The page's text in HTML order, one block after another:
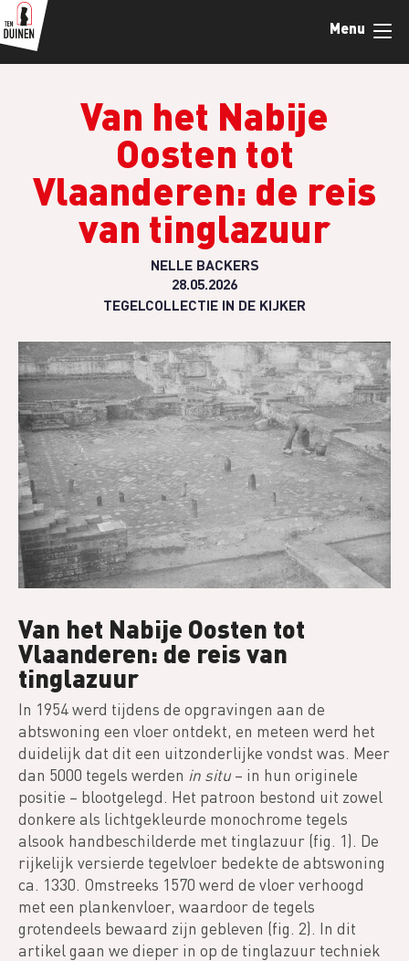
Overslaan
en
naar
Menu
Van het Nabije
Oosten tot
Vlaanderen: de reis
van tinglazuur
NELLE BACKERS
28.05.2026
TEGELCOLLECTIE IN DE KIJKER
Van het Nabije Oosten tot
Vlaanderen: de reis van
tinglazuur
In 1954 werd tijdens de opgravingen aan de
abtswoning een vloer ontdekt, en meteen werd het
duidelijk dat dit een uitzonderlijke vondst was. Meer
dan 5000 tegels werden in situ – in hun originele
positie – blootgelegd. Het patroon bestond uit zowel
donkere als lichtgekleurde monochrome tegels
alsook handbeschilderde met tinglazuur (fig. 1). De
rijkelijk versierde tegelvloer bedekte de abtswoning
ca. 1330. Omstreeks 1570 werd de vloer verhoogd
met een plankenvloer, waardoor de tegels
grotendeels bewaard zijn gebleven (fig. 2). In dit
artikel gaan we dieper in op de tinglazuur techniek